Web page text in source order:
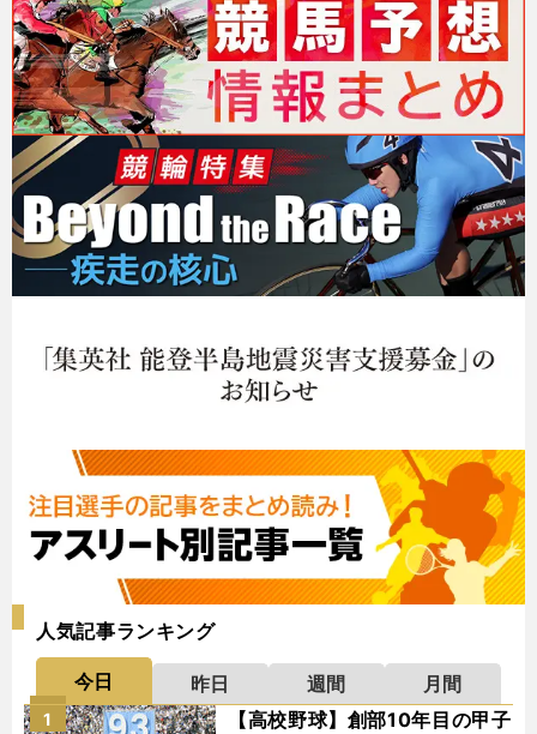
人気記事ランキング
今日 昨日 週間
月間
【高校野球】創部10年目の甲子
1